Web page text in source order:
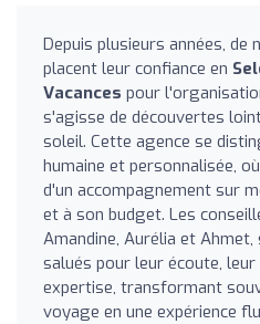
Depuis plusieurs années, de
placent leur confiance en
Vacances pour
s'agisse de découvertes
soleil. Cette agence se
humaine et personnalisée,
d'un accompagnement sur
et à son budget. Les
Amandine, Aurélia et
salués pour leur écoute,
expertise, transformant
voyage en une expérience